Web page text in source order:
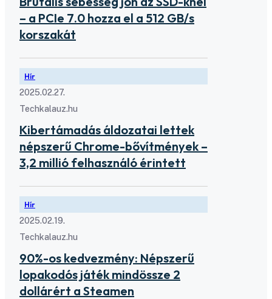
– a PCIe 7.0 hozza el a 512 GB/s
korszakát
Hír
2025.02.27.
Techkalauz.hu
Kibertámadás áldozatai lettek
népszerű Chrome-bővítmények –
3,2 millió felhasználó érintett
Hír
2025.02.19.
Techkalauz.hu
90%-os kedvezmény: Népszerű
lopakodós játék mindössze 2
dollárért a Steamen